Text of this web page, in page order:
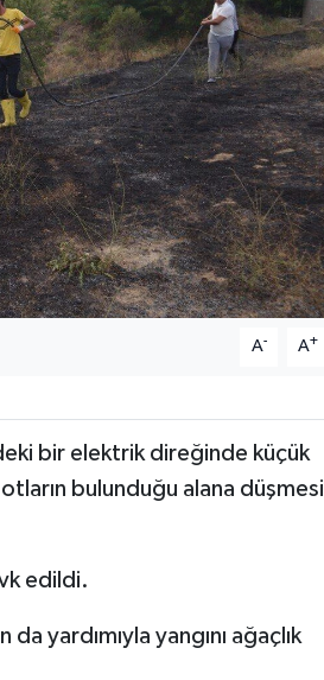
A- A+
bir elektrik direğinde küçük
otların bulunduğu alana düşmesi
edildi.
yardımıyla yangını ağaçlık